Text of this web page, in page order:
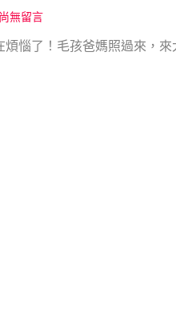
尚無留言
惱了！毛孩爸媽照過來，來